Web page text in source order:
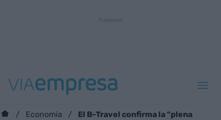
Economia
El B-Travel confirma la “plena